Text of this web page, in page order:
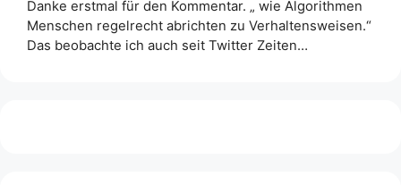
Danke erstmal für den Kommentar. „ wie Algorithmen
Menschen regelrecht abrichten zu Verhaltensweisen.“
Das beobachte ich auch seit Twitter Zeiten…